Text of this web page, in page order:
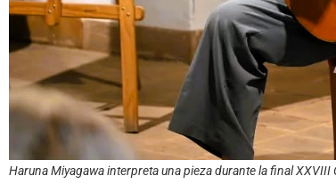
Haruna Miyagawa interpreta una pieza durante la final